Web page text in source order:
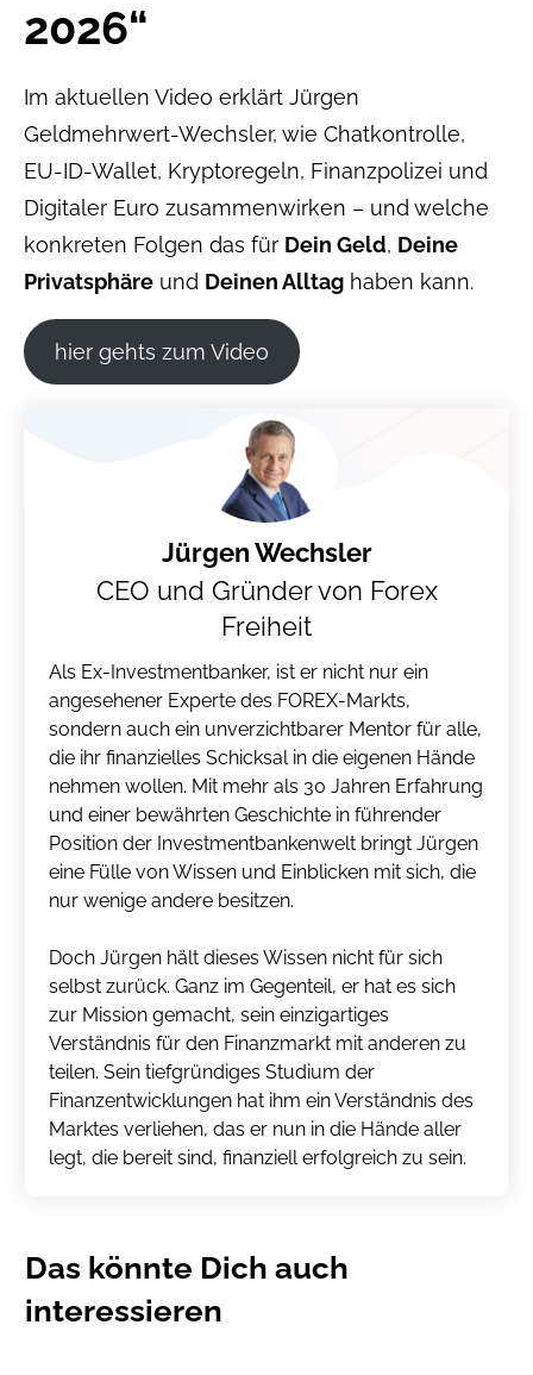
2026“
Im aktuellen Video erklärt Jürgen
Geldmehrwert-Wechsler, wie Chatkontrolle,
EU-ID-Wallet, Kryptoregeln, Finanzpolizei und
Digitaler Euro zusammenwirken – und welche
konkreten Folgen das für Dein Geld, Deine
Privatsphäre und Deinen Alltag haben kann.
hier gehts zum Video
Jürgen Wechsler
CEO und Gründer von Forex
Freiheit
Als Ex-Investmentbanker, ist er nicht nur ein
angesehener Experte des FOREX-Markts,
sondern auch ein unverzichtbarer Mentor für alle,
die ihr finanzielles Schicksal in die eigenen Hände
nehmen wollen. Mit mehr als 30 Jahren Erfahrung
und einer bewährten Geschichte in führender
Position der Investmentbankenwelt bringt Jürgen
eine Fülle von Wissen und Einblicken mit sich, die
nur wenige andere besitzen.
Doch Jürgen hält dieses Wissen nicht für sich
selbst zurück. Ganz im Gegenteil, er hat es sich
zur Mission gemacht, sein einzigartiges
Verständnis für den Finanzmarkt mit anderen zu
teilen. Sein tiefgründiges Studium der
Finanzentwicklungen hat ihm ein Verständnis des
Marktes verliehen, das er nun in die Hände aller
legt, die bereit sind, finanziell erfolgreich zu sein.
Das könnte Dich auch
interessieren